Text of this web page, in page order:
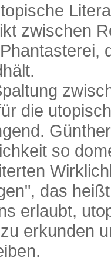
zwischen
die
so
das
erlaubt,
erkunden